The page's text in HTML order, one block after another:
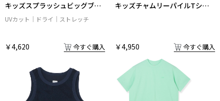
キッズスプラッシュビッグブー
ビーTシャツ
UVカット ドライ ストレッチ
￥4,620 今すぐ購入
キッズチャムリーパイルTシャ
￥4,950 今すぐ購入